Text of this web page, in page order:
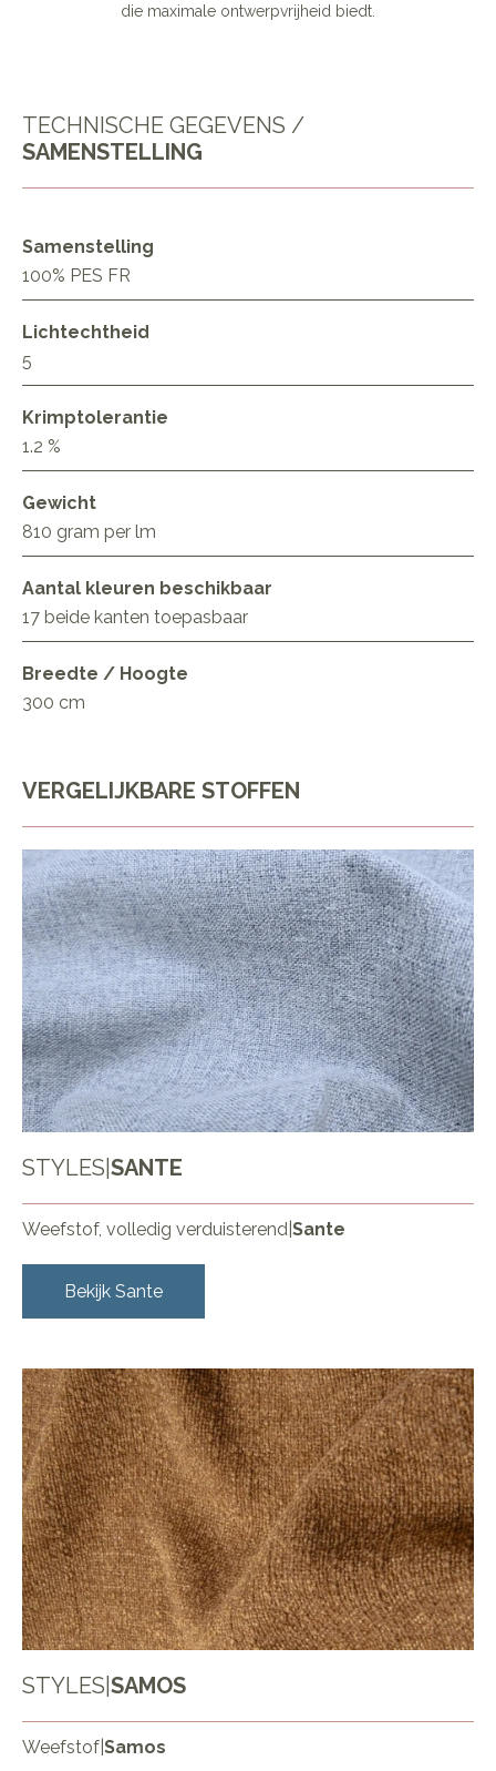
die maximale ontwerpvrijheid biedt.
TECHNISCHE GEGEVENS /
SAMENSTELLING
Samenstelling
100% PES FR
Lichtechtheid
5
Krimptolerantie
1.2 %
Gewicht
810 gram per lm
Aantal kleuren beschikbaar
17 beide kanten toepasbaar
Breedte / Hoogte
300 cm
VERGELIJKBARE STOFFEN
STYLES SANTE
Weefstof, volledig verduisterend Sante
Bekijk Sante
STYLES SAMOS
Weefstof Samos